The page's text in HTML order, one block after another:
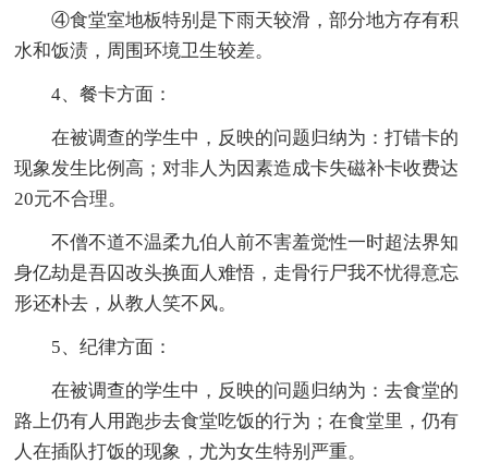
④食堂室地板特别是下雨天较滑，部分地方存有积
水和饭渍，周围环境卫生较差。
4、餐卡方面：
在被调查的学生中，反映的问题归纳为：打错卡的
现象发生比例高；对非人为因素造成卡失磁补卡收费达
20元不合理。
不僧不道不温柔九伯人前不害羞觉性一时超法界知
身亿劫是吾囚改头换面人难悟，走骨行尸我不忧得意忘
形还朴去，从教人笑不风。
5、纪律方面：
在被调查的学生中，反映的问题归纳为：去食堂的
路上仍有人用跑步去食堂吃饭的行为；在食堂里，仍有
人在插队打饭的现象，尤为女生特别严重。